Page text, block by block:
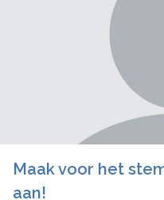
Maak voor het
aan!